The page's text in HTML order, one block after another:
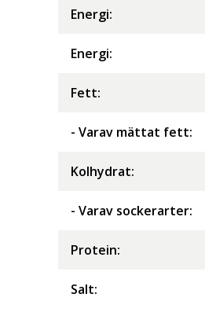
Energi:
Energi:
Fett:
- Varav mättat fett:
Kolhydrat:
- Varav sockerarter:
Protein:
Salt: